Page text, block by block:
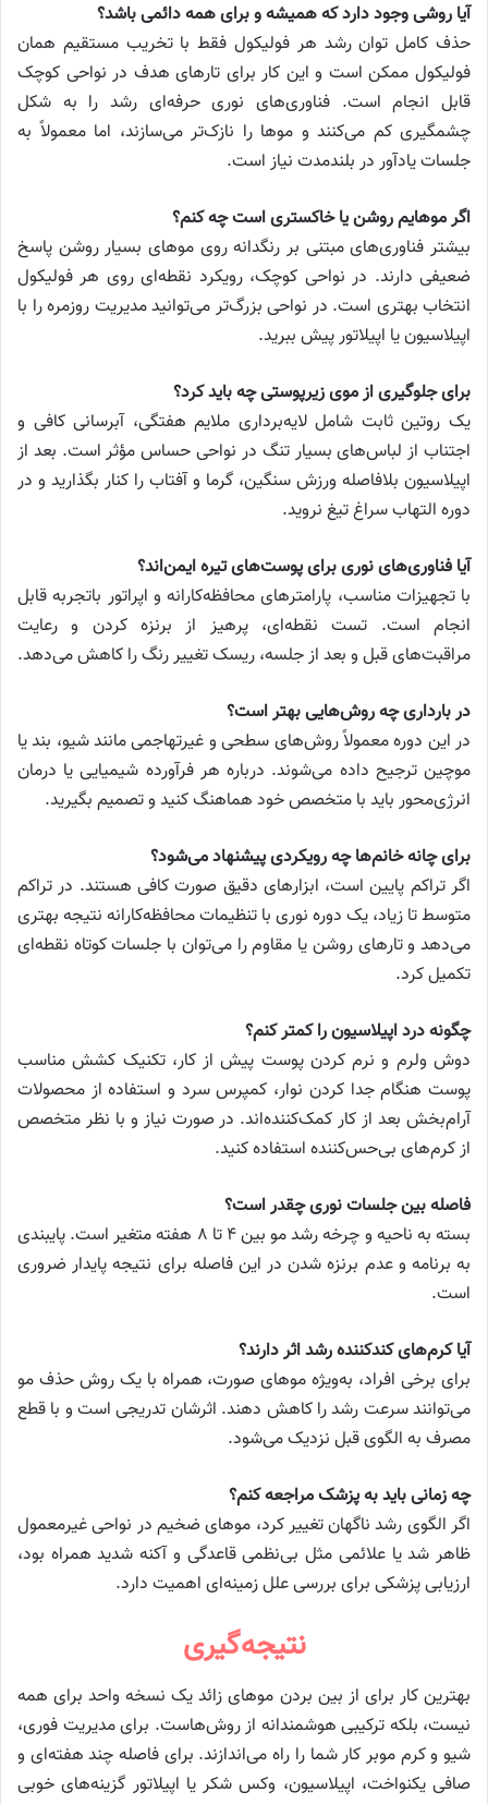
آیا روشی وجود دارد که همیشه و برای همه دائمی باشد؟
حذف کامل توان رشد هر فولیکول فقط با تخریب مستقیم همان
فولیکول ممکن است و این کار برای تارهای هدف در نواحی کوچک
قابل انجام است. فناوری‌های نوری حرفه‌ای رشد را به شکل
چشمگیری کم می‌کنند و موها را نازک‌تر می‌سازند، اما معمولاً به
جلسات یادآور در بلندمدت نیاز است.
اگر موهایم روشن یا خاکستری است چه کنم؟
بیشتر فناوری‌های مبتنی بر رنگدانه روی موهای بسیار روشن پاسخ
ضعیفی دارند. در نواحی کوچک، رویکرد نقطه‌ای روی هر فولیکول
انتخاب بهتری است. در نواحی بزرگ‌تر می‌توانید مدیریت روزمره را با
اپیلاسیون یا اپیلاتور پیش ببرید.
برای جلوگیری از موی زیرپوستی چه باید کرد؟
یک روتین ثابت شامل لایه‌برداری ملایم هفتگی، آبرسانی کافی و
اجتناب از لباس‌های بسیار تنگ در نواحی حساس مؤثر است. بعد از
اپیلاسیون بلافاصله ورزش سنگین، گرما و آفتاب را کنار بگذارید و در
دوره التهاب سراغ تیغ نروید.
آیا فناوری‌های نوری برای پوست‌های تیره ایمن‌اند؟
با تجهیزات مناسب، پارامترهای محافظه‌کارانه و اپراتور باتجربه قابل
انجام است. تست نقطه‌ای، پرهیز از برنزه کردن و رعایت
مراقبت‌های قبل و بعد از جلسه، ریسک تغییر رنگ را کاهش می‌دهد.
در بارداری چه روش‌هایی بهتر است؟
در این دوره معمولاً روش‌های سطحی و غیرتهاجمی مانند شیو، بند یا
موچین ترجیح داده می‌شوند. درباره هر فرآورده شیمیایی یا درمان
انرژی‌محور باید با متخصص خود هماهنگ کنید و تصمیم بگیرید.
برای چانه خانم‌ها چه رویکردی پیشنهاد می‌شود؟
اگر تراکم پایین است، ابزارهای دقیق صورت کافی هستند. در تراکم
متوسط تا زیاد، یک دوره نوری با تنظیمات محافظه‌کارانه نتیجه بهتری
می‌دهد و تارهای روشن یا مقاوم را می‌توان با جلسات کوتاه نقطه‌ای
تکمیل کرد.
چگونه درد اپیلاسیون را کمتر کنم؟
دوش ولرم و نرم کردن پوست پیش از کار، تکنیک کشش مناسب
پوست هنگام جدا کردن نوار، کمپرس سرد و استفاده از محصولات
آرام‌بخش بعد از کار کمک‌کننده‌اند. در صورت نیاز و با نظر متخصص
از کرم‌های بی‌حس‌کننده استفاده کنید.
فاصله بین جلسات نوری چقدر است؟
بسته به ناحیه و چرخه رشد مو بین ۴ تا ۸ هفته متغیر است. پایبندی
به برنامه و عدم برنزه شدن در این فاصله برای نتیجه پایدار ضروری
است.
آیا کرم‌های کندکننده رشد اثر دارند؟
برای برخی افراد، به‌ویژه موهای صورت، همراه با یک روش حذف مو
می‌توانند سرعت رشد را کاهش دهند. اثرشان تدریجی است و با قطع
مصرف به الگوی قبل نزدیک می‌شود.
چه زمانی باید به پزشک مراجعه کنم؟
اگر الگوی رشد ناگهان تغییر کرد، موهای ضخیم در نواحی غیرمعمول
ظاهر شد یا علائمی مثل بی‌نظمی قاعدگی و آکنه شدید همراه بود،
ارزیابی پزشکی برای بررسی علل زمینه‌ای اهمیت دارد.
نتیجه‌گیری
بهترین کار برای از بین بردن موهای زائد یک نسخه واحد برای همه
نیست، بلکه ترکیبی هوشمندانه از روش‌هاست. برای مدیریت فوری،
شیو و کرم موبر کار شما را راه می‌اندازند. برای فاصله چند هفته‌ای و
صافی یکنواخت، اپیلاسیون، وکس شکر یا اپیلاتور گزینه‌های خوبی